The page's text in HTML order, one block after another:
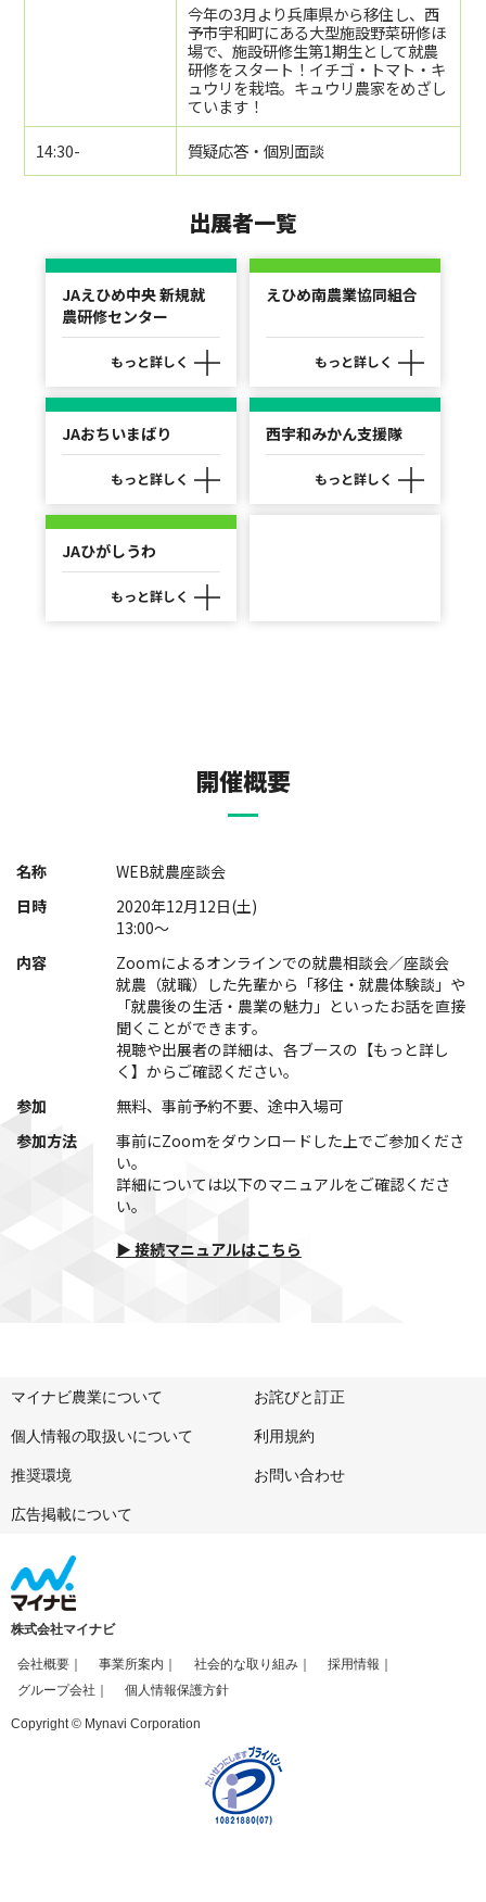
今年の3月より兵庫県から移住し、西
予市宇和町にある大型施設野菜研修ほ
場で、施設研修生第1期生として就農
研修をスタート！イチゴ・トマト・キ
ュウリを栽培。キュウリ農家をめざし
ています！
14:30-
質疑応答・個別面談
出展者一覧
JAえひめ中央 新規就
農研修センター
もっと詳しく
えひめ南農業協同組合
もっと詳しく
JAおちいまばり
もっと詳しく
西宇和みかん支援隊
もっと詳しく
JAひがしうわ
もっと詳しく
開催概要
名称
WEB就農座談会
日時
2020年12月12日(土)
13:00～
内容
Zoomによるオンラインでの就農相談会／座談会
就農（就職）した先輩から「移住・就農体験談」や
「就農後の生活・農業の魅力」といったお話を直接
聞くことができます。
視聴や出展者の詳細は、各ブースの【もっと詳し
く】からご確認ください。
参加
無料、事前予約不要、途中入場可
参加方法
事前にZoomをダウンロードした上でご参加くださ
い。
詳細については以下のマニュアルをご確認くださ
い。
▶ 接続マニュアルはこちら
マイナビ農業について お詫びと訂正
個人情報の取扱いについて 利用規約
推奨環境 お問い合わせ
広告掲載について
株式会社マイナビ
会社概要 事業所案内 社会的な取り組み
採用情報
グループ会社
個人情報保護方針
Copyright © Mynavi Corporation